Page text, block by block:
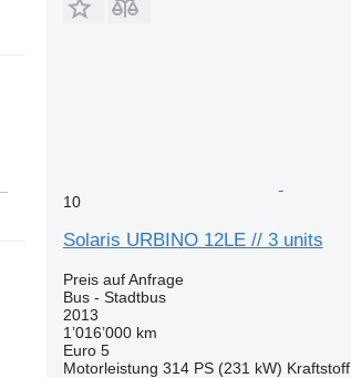
10
Solaris URBINO 12LE // 3 units
Preis auf Anfrage
Bus - Stadtbus
2013
1’016’000 km
Euro 5
Motorleistung 314 PS (231 kW) Kraftstoff